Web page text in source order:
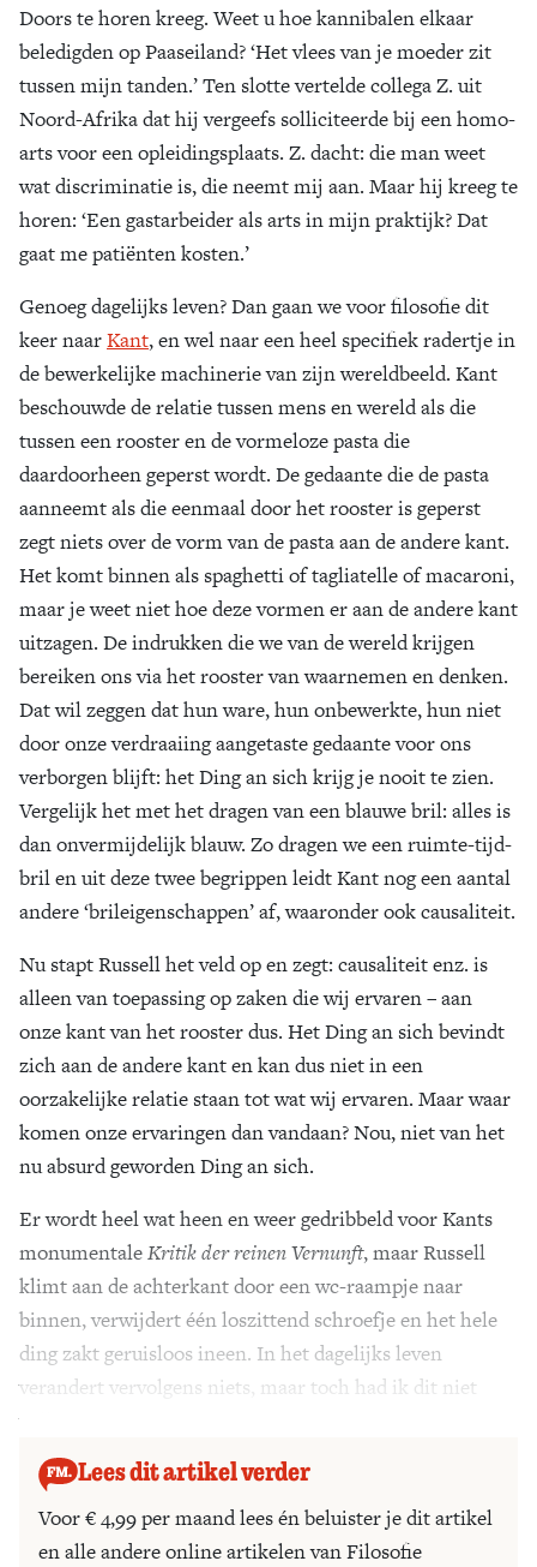
Doors te horen kreeg. Weet u hoe kannibalen elkaar
beledigden op Paaseiland? ‘Het vlees van je moeder zit
tussen mijn tanden.’ Ten slotte vertelde collega Z. uit
Noord-Afrika dat hij vergeefs solliciteerde bij een homo-
arts voor een opleidingsplaats. Z. dacht: die man weet
wat discriminatie is, die neemt mij aan. Maar hij kreeg te
horen: ‘Een gastarbeider als arts in mijn praktijk? Dat
gaat me patiënten kosten.’
Genoeg dagelijks leven? Dan gaan we voor filosofie dit
keer naarKant, en wel naar een heel specifiek radertje in
de bewerkelijke machinerie van zijn wereldbeeld. Kant
beschouwde de relatie tussen mens en wereld als die
tussen een rooster en de vormeloze pasta die
daardoorheen geperst wordt. De gedaante die de pasta
aanneemt als die eenmaal door het rooster is geperst
zegt niets over de vorm van de pasta aan de andere kant.
Het komt binnen als spaghetti of tagliatelle of macaroni,
maar je weet niet hoe deze vormen er aan de andere kant
uitzagen. De indrukken die we van de wereld krijgen
bereiken ons via het rooster van waarnemen en denken.
Dat wil zeggen dat hun ware, hun onbewerkte, hun niet
door onze verdraaiing aangetaste gedaante voor ons
verborgen blijft: het Ding an sich krijg je nooit te zien.
Vergelijk het met het dragen van een blauwe bril: alles is
dan onvermijdelijk blauw. Zo dragen we een ruimte-tijd-
bril en uit deze twee begrippen leidt Kant nog een aantal
andere ‘brileigenschappen’ af, waaronder ook causaliteit.
Nu stapt Russell het veld op en zegt: causaliteit enz. is
alleen van toepassing op zaken die wij ervaren – aan
onze kant van het rooster dus. Het Ding an sich bevindt
zich aan de andere kant en kan dus niet in een
oorzakelijke relatie staan tot wat wij ervaren. Maar waar
komen onze ervaringen dan vandaan? Nou, niet van het
nu absurd geworden Ding an sich.
Er wordt heel wat heen en weer gedribbeld voor Kants
monumentaleKritik der reinen Vernunft, maar Russell
klimt aan de achterkant door een wc-raampje naar
binnen, verwijdert één loszittend schroefje en het hele
ding zakt geruisloos ineen. In het dagelijks leven
verandert vervolgens niets, maar toch had ik dit niet
Lees dit artikel verder
Voor € 4,99 per maand lees én beluister je dit artikel
en alle andere online artikelen van Filosofie